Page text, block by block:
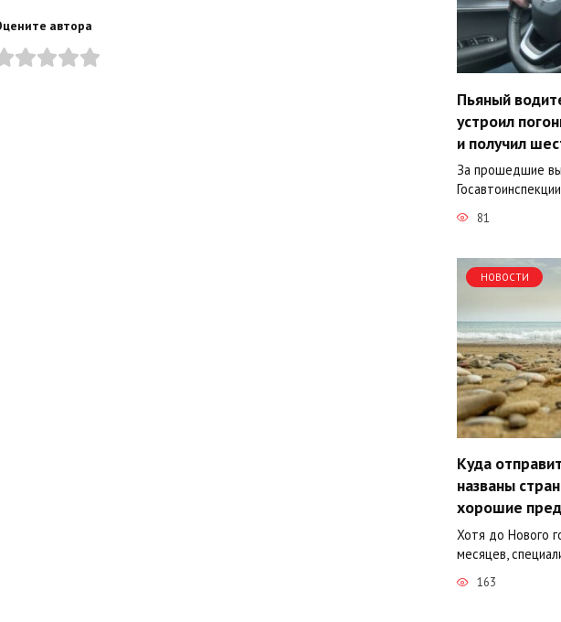
автора
Пьяный
устроил
и получил
За прошедшие
Госавтоинспекции
81
НОВОСТИ
Куда
названы
хорошие
Хотя до Нового
месяцев,
163